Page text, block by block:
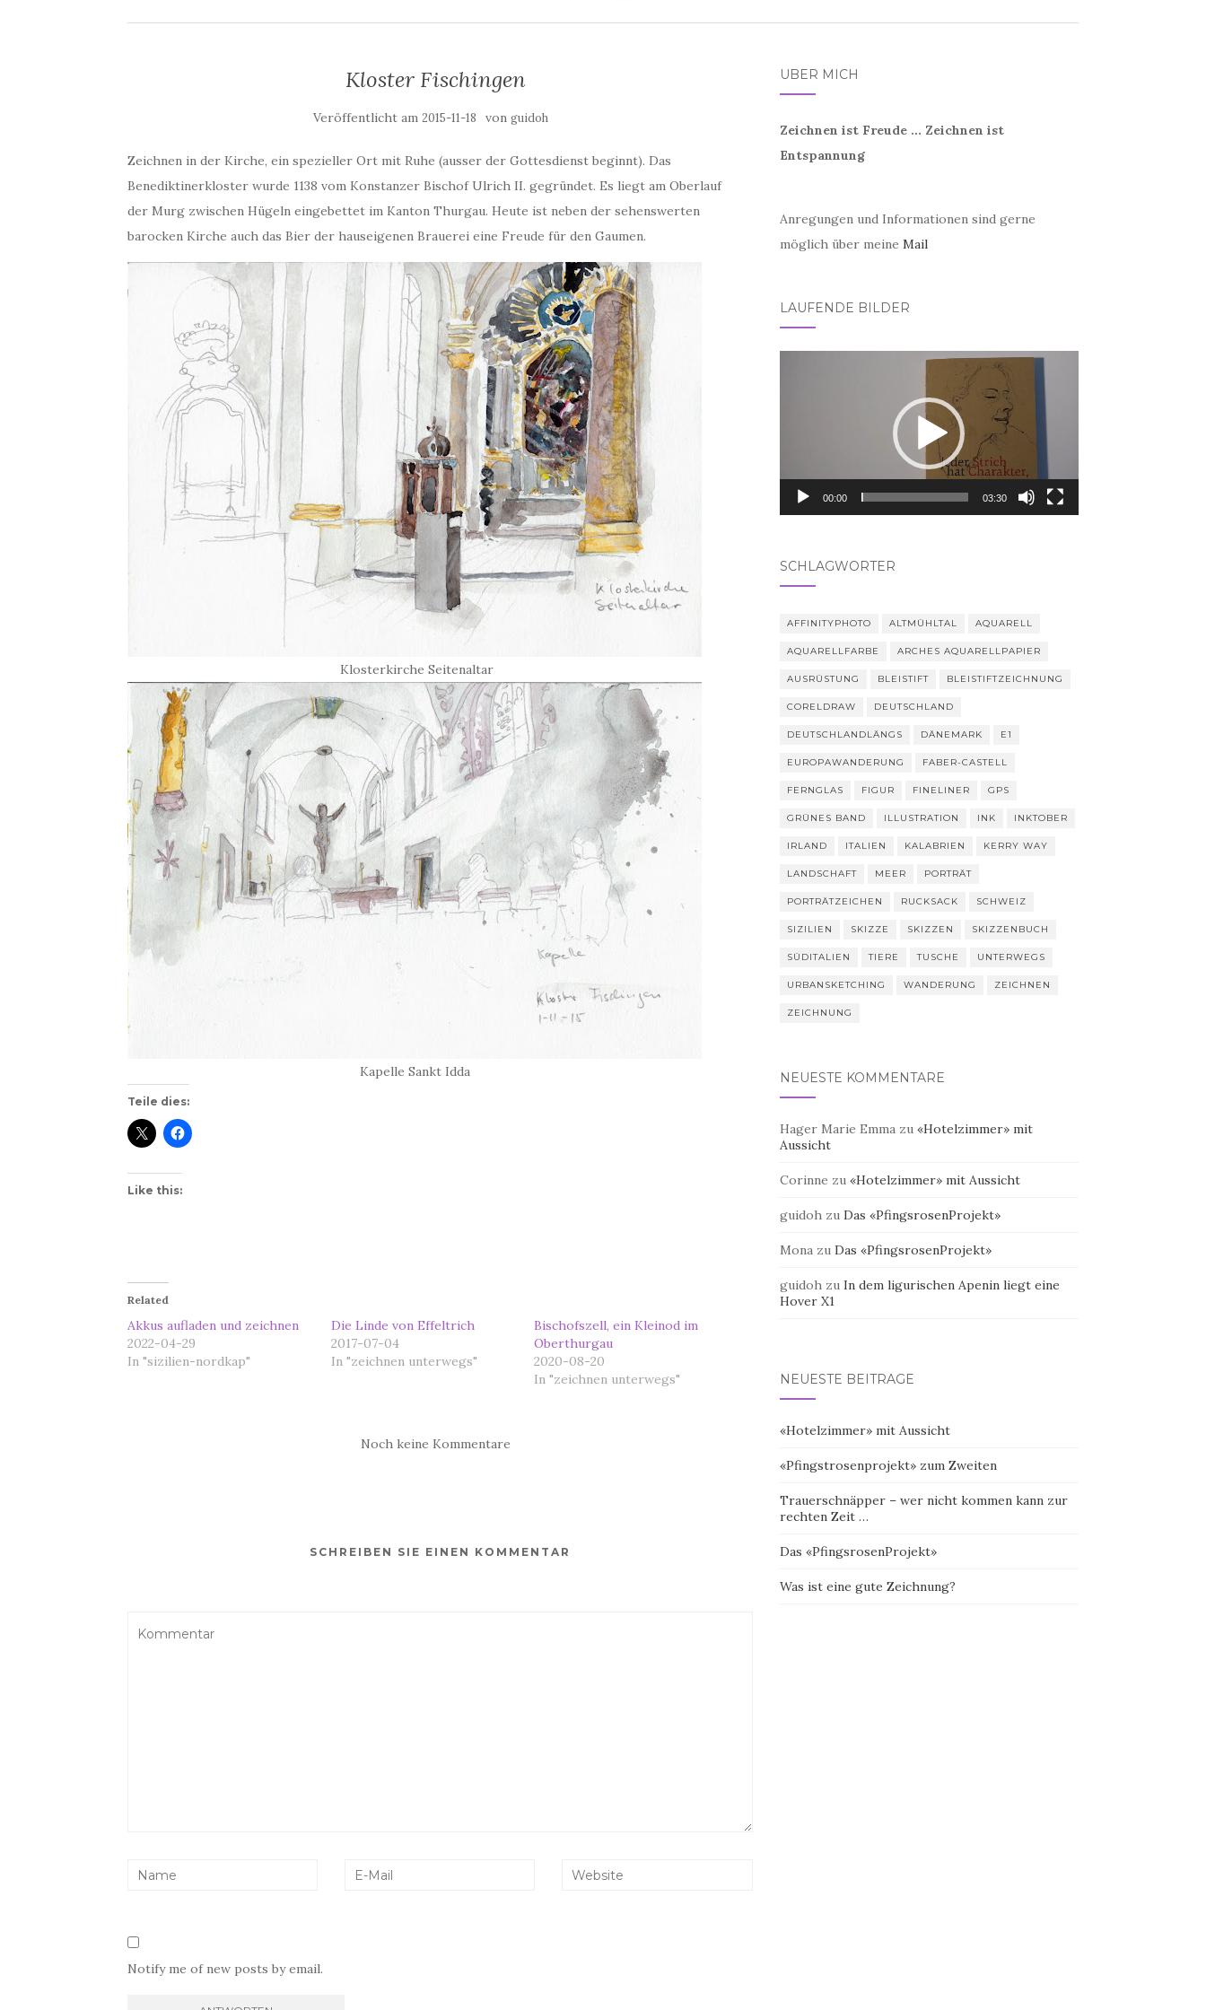
Kloster Fischingen
Veröffentlicht am2015-11-18 vonguidoh
Zeichnen in der Kirche, ein spezieller Ort mit Ruhe (ausser der Gottesdienst beginnt). Das
Benediktinerkloster wurde 1138 vom Konstanzer Bischof Ulrich II. gegründet. Es liegt am Oberlauf
der Murg zwischen Hügeln eingebettet im Kanton Thurgau. Heute ist neben der sehenswerten
barocken Kirche auch das Bier der hauseigenen Brauerei eine Freude für den Gaumen.
Klosterkirche Seitenaltar
Kapelle Sankt Idda
Teile dies:
Like this:
Related
Akkus aufladen und zeichnen
2022-04-29
In "sizilien-nordkap"
Die Linde von Effeltrich
2017-07-04
In "zeichnen unterwegs"
Bischofszell, ein Kleinod im
Oberthurgau
2020-08-20
In "zeichnen unterwegs"
Noch keine Kommentare
SCHREIBEN SIE EINEN KOMMENTAR
Notify me of new posts by email.
ÜBER MICH
Zeichnen ist Freude ... Zeichnen ist
Entspannung
Anregungen und Informationen sind gerne
möglich über meine Mail
LAUFENDE BILDER
00:00 03:30
SCHLAGWÖRTER
AFFINITYPHOTO ALTMÜHLTAL AQUARELL
AQUARELLFARBE ARCHES AQUARELLPAPIER
AUSRÜSTUNG BLEISTIFT BLEISTIFTZEICHNUNG
CORELDRAW DEUTSCHLAND
DEUTSCHLANDLÄNGS DÄNEMARK E1
EUROPAWANDERUNG FABER-CASTELL
FERNGLAS FIGUR FINELINER GPS
GRÜNES BAND ILLUSTRATION INK INKTOBER
IRLAND ITALIEN KALABRIEN KERRY WAY
LANDSCHAFT MEER PORTRÄT
PORTRÄTZEICHEN RUCKSACK SCHWEIZ
SIZILIEN SKIZZE SKIZZEN SKIZZENBUCH
SÜDITALIEN TIERE TUSCHE UNTERWEGS
URBANSKETCHING WANDERUNG ZEICHNEN
ZEICHNUNG
NEUESTE KOMMENTARE
Hager Marie Emmazu «Hotelzimmer» mit
Aussicht
Corinne zu «Hotelzimmer» mit Aussicht
guidohzu Das «PfingsrosenProjekt»
Monazu Das «PfingsrosenProjekt»
guidohzu In dem ligurischen Apenin liegt eine
Hover X1
NEUESTE BEITRÄGE
«Hotelzimmer» mit Aussicht
«Pfingstrosenprojekt» zum Zweiten
Trauerschnäpper – wer nicht kommen kann zur
rechten Zeit …
Das «PfingsrosenProjekt»
Was ist eine gute Zeichnung?